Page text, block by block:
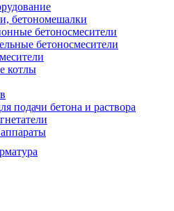
бетономешалки
бетоносмесители
бетоносмесители
котлы
подачи бетона и раствора